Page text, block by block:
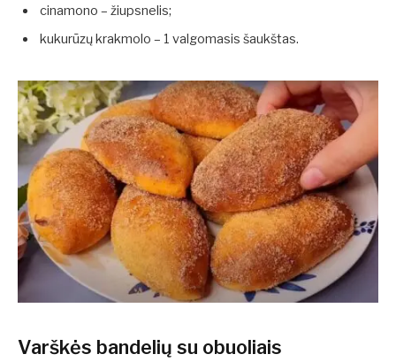
cinamono – žiupsnelis;
kukurūzų krakmolo – 1 valgomasis šaukštas.
Varškės bandelių su obuoliais